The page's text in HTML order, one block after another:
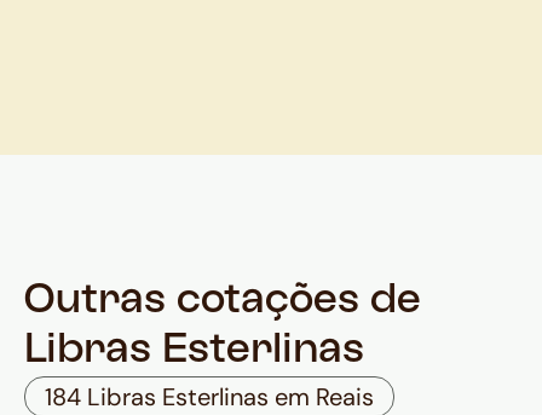
Outras cotações de
Libras Esterlinas
184 Libras Esterlinas em Reais